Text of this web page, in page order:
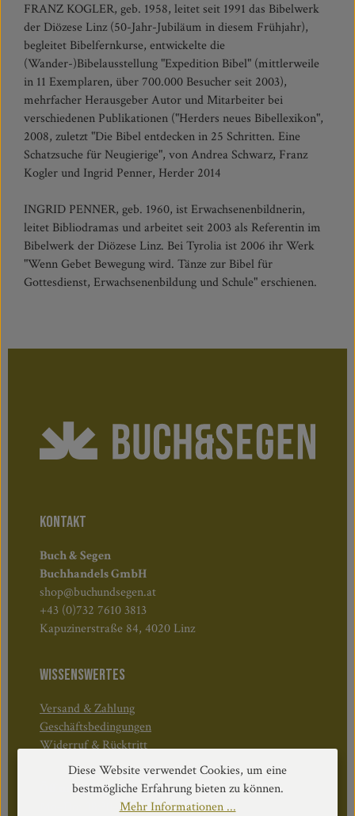
FRANZ KOGLER, geb. 1958, leitet seit 1991 das Bibelwerk
der Diözese Linz (50-Jahr-Jubiläum in diesem Frühjahr),
begleitet Bibelfernkurse, entwickelte die
(Wander-)Bibelausstellung "Expedition Bibel" (mittlerweile
in 11 Exemplaren, über 700.000 Besucher seit 2003),
mehrfacher Herausgeber Autor und Mitarbeiter bei
verschiedenen Publikationen ("Herders neues Bibellexikon",
2008, zuletzt "Die Bibel entdecken in 25 Schritten. Eine
Schatzsuche für Neugierige", von Andrea Schwarz, Franz
Kogler und Ingrid Penner, Herder 2014
INGRID PENNER, geb. 1960, ist Erwachsenenbildnerin,
leitet Bibliodramas und arbeitet seit 2003 als Referentin im
Bibelwerk der Diözese Linz. Bei Tyrolia ist 2006 ihr Werk
"Wenn Gebet Bewegung wird. Tänze zur Bibel für
Gottesdienst, Erwachsenenbildung und Schule" erschienen.
KONTAKT
Buch & Segen
Buchhandels GmbH
shop@buchundsegen.at
+43 (0)732 7610 3813
Kapuzinerstraße 84, 4020 Linz
WISSENSWERTES
Versand & Zahlung
Geschäftsbedingungen
Widerruf & Rücktritt
Öffnungszeiten:
Mo–Do: 08:30–17:00 Uhr
Diese Website verwendet Cookies, um eine
bestmögliche Erfahrung bieten zu können.
Mehr Informationen ...